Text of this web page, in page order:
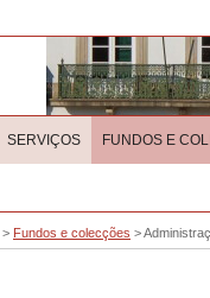
SERVIÇOS FUNDOS E
> Fundos e colecções >